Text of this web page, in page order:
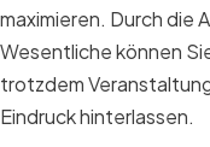
maximieren. Durch die
Wesentliche können
trotzdem
Eindruck hinterlassen.